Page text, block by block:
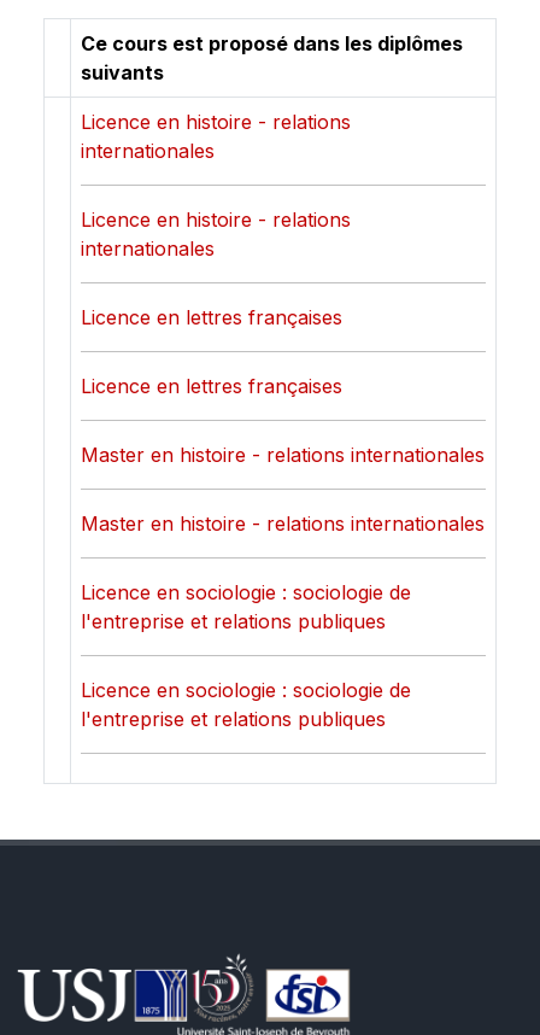
Ce cours est proposé dans les diplômes
suivants
Licence en histoire - relations
internationales
Licence en histoire - relations
internationales
Licence en lettres françaises
Licence en lettres françaises
Master en histoire - relations internationales
Master en histoire - relations internationales
Licence en sociologie : sociologie de
l'entreprise et relations publiques
Licence en sociologie : sociologie de
l'entreprise et relations publiques